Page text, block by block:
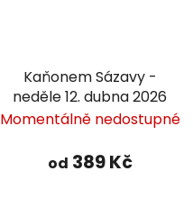
Kaňonem Sázavy -
neděle 12. dubna 2026
Momentálně nedostupné
od 389 Kč